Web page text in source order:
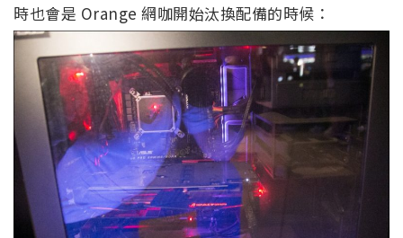
時也會是 Orange 網咖開始汰換配備的時候：